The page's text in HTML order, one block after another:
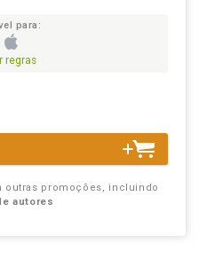
para:
regras
outras promoções, incluindo
autores